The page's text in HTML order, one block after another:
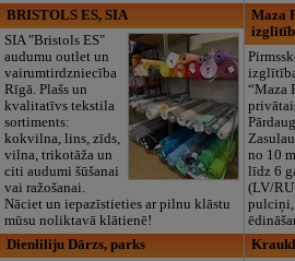
BRISTOLS ES, SIA
SIA "Bristols ES"
audumu outlet un
vairumtirdzniecība
Rīgā. Plašs un
kvalitatīvs tekstila
sortiments:
kokvilna, lins, zīds,
vilna, trikotāža un
citi audumi šūšanai
vai ražošanai.
Nāciet un iepazīstieties ar pilnu klāstu
mūsu noliktavā klātienē!
Maza
“Maza
no 10
līdz 6
(LV/
pulciņi,
Dienliliju Dārzs, parks